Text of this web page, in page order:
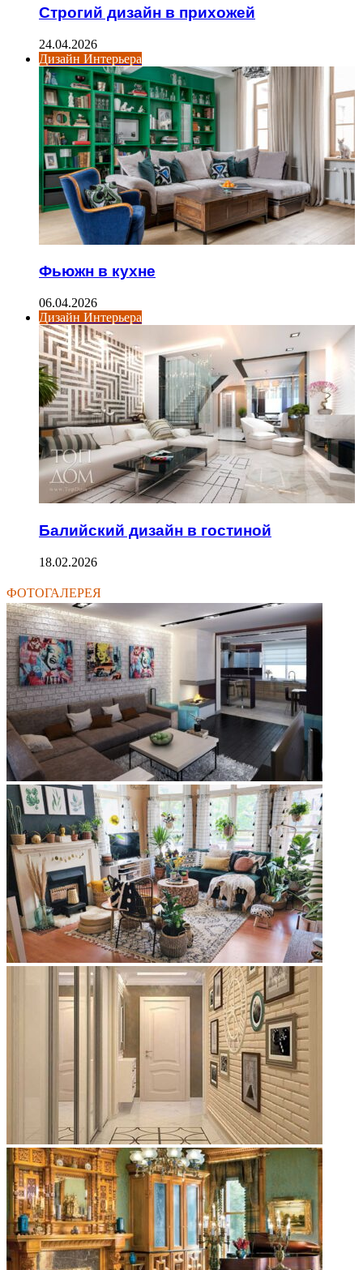
Строгий дизайн в прихожей
24.04.2026
Дизайн Интерьера
Фьюжн в кухне
06.04.2026
Дизайн Интерьера
Балийский дизайн в гостиной
18.02.2026
ФОТОГАЛЕРЕЯ